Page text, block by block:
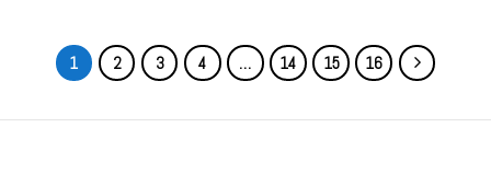
1 2 3 4 … 14 15 16